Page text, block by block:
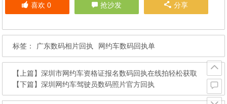
喜欢 0 抢沙发 分享
标签： 广东数码相片回执 网约车数码回执单
【上篇】深圳市网约车资格证报名数码回执在线拍轻松获取
【下篇】深圳网约车驾驶员数码照片官方回执